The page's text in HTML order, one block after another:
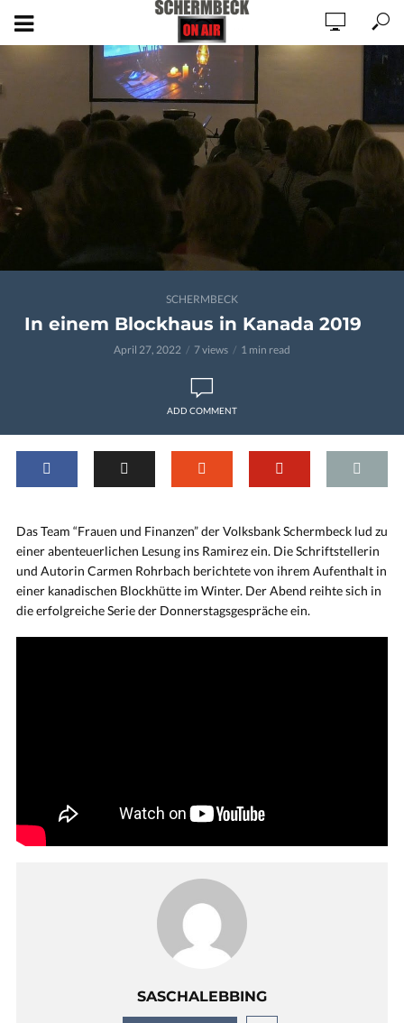
SCHERMBECK
In einem Blockhaus in Kanada 2019
April 27, 2022 7 views 1 min read
ADD COMMENT
Das Team “Frauen und Finanzen” der Volksbank Schermbeck lud zu
einer abenteuerlichen Lesung ins Ramirez ein. Die Schriftstellerin
und Autorin Carmen Rohrbach berichtete von ihrem Aufenthalt in
einer kanadischen Blockhütte im Winter. Der Abend reihte sich in
die erfolgreiche Serie der Donnerstagsgespräche ein.
SASCHALEBBING